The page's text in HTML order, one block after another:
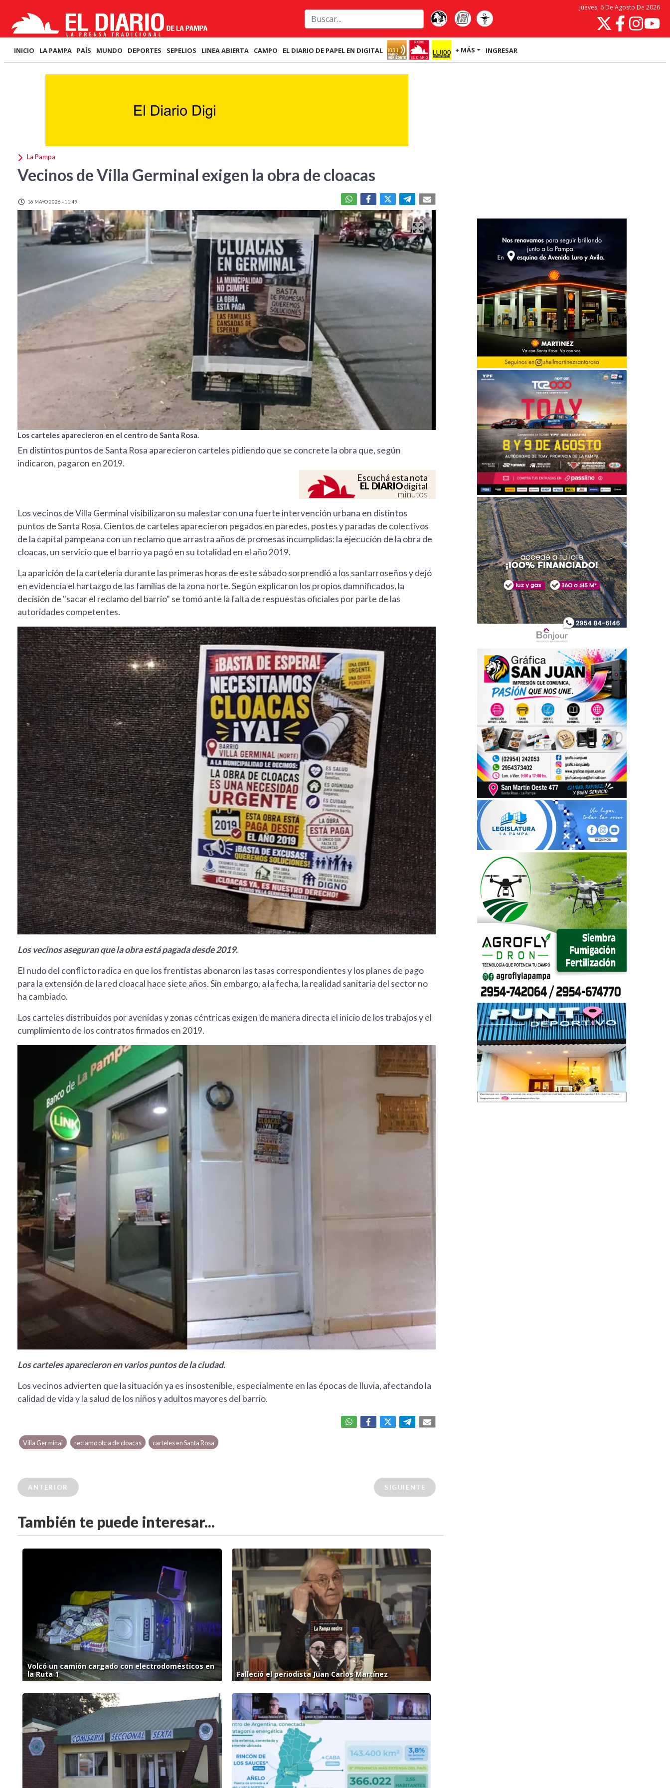
Jueves, 6 De Agosto De 2026
INICIO LA PAMPA PAÍS MUNDO DEPORTES SEPELIOS LINEA ABIERTA CAMPO EL DIARIO DE PAPEL EN DIGITAL + MÁS INGRESAR
La Pampa
Vecinos de Villa Germinal exigen la obra de cloacas
16 MAYO 2026 - 11:49
Los carteles aparecieron en el centro de Santa Rosa.
En distintos puntos de Santa Rosa aparecieron carteles pidiendo que se concrete la obra que, según
indicaron, pagaron en 2019.
Escuchá esta nota
EL DIARIOdigital
minutos
Los vecinos de Villa Germinal visibilizaron su malestar con una fuerte intervención urbana en distintos
puntos de Santa Rosa. Cientos de carteles aparecieron pegados en paredes, postes y paradas de colectivos
de la capital pampeana con un reclamo que arrastra años de promesas incumplidas: la ejecución de la obra de
cloacas, un servicio que el barrio ya pagó en su totalidad en el año 2019.
La aparición de la cartelería durante las primeras horas de este sábado sorprendió a los santarroseños y dejó
en evidencia el hartazgo de las familias de la zona norte. Según explicaron los propios damnificados, la
decisión de "sacar el reclamo del barrio" se tomó ante la falta de respuestas oficiales por parte de las
autoridades competentes.
Los vecinos aseguran que la obra está pagada desde 2019.
El nudo del conflicto radica en que los frentistas abonaron las tasas correspondientes y los planes de pago
para la extensión de la red cloacal hace siete años. Sin embargo, a la fecha, la realidad sanitaria del sector no
ha cambiado.
Los carteles distribuidos por avenidas y zonas céntricas exigen de manera directa el inicio de los trabajos y el
cumplimiento de los contratos firmados en 2019.
Los carteles aparecieron en varios puntos de la ciudad.
Los vecinos advierten que la situación ya es insostenible, especialmente en las épocas de lluvia, afectando la
calidad de vida y la salud de los niños y adultos mayores del barrio.
Villa Germinal reclamo obra de cloacas carteles en Santa Rosa
ANTERIOR SIGUIENTE
También te puede interesar...
Volcó un camión cargado con electrodomésticos en
la Ruta 1
Falleció el periodista Juan Carlos Martínez